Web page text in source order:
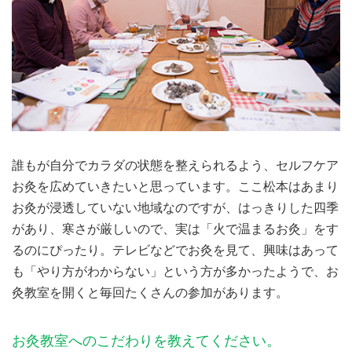
誰もが自分でカラダの状態を整えられるよう、セルフケア
お灸を広めていきたいと思っています。ここ松本はあまり
お灸が浸透していない地域なのですが、はっきりした四季
があり、寒さが厳しいので、実は「火で温まるお灸」をす
るのにぴったり。テレビなどでお灸を見て、興味はあって
も「やり方がわからない」という方が多かったようで、お
灸教室を開くと毎回たくさんの参加があります。
お灸教室へのこだわりを教えてください。